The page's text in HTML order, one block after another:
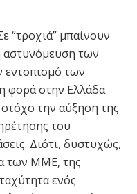
“τροχιά” μπαίνουν
αστυνόμευση των
εντοπισμό των
φορά στην Ελλάδα
την αύξηση της
του
Διότι, δυστυχώς,
των ΜΜΕ, της
ενός